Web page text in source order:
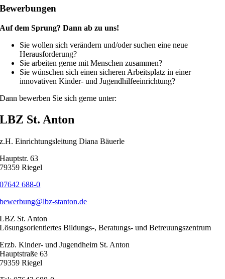
Bewerbungen
Auf dem Sprung? Dann ab zu uns!
Sie wollen sich verändern und/oder suchen eine neue
Herausforderung?
Sie arbeiten gerne mit Menschen zusammen?
Sie wünschen sich einen sicheren Arbeitsplatz in einer
innovativen Kinder- und Jugendhilfeeinrichtung?
Dann bewerben Sie sich gerne unter:
LBZ St. Anton
z.H. Einrichtungsleitung Diana Bäuerle
Hauptstr. 63
79359 Riegel
07642 688-0
bewerbung@lbz-stanton.de
LBZ St. Anton
Lösungsorientiertes Bildungs-, Beratungs- und Betreuungszentrum
Erzb. Kinder- und Jugendheim St. Anton
Hauptstraße 63
79359 Riegel